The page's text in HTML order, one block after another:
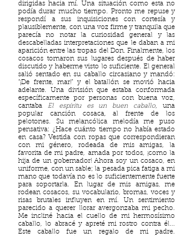
dirigidas hacia mí. Una situación como esta no
podía durar mucho tiempo. Pronto me repuse y
respondí a sus inquisiciones con cortesía y
plausiblemente, con una voz firme y tranquila que
parecía no notar la curiosidad general y las
descabelladas interpretaciones que le daban a mi
aparición entre las tropas del Don. Finalmente, los
cosacos tomaron sus lugares después de haber
discutido y haberme visto lo suficiente. El general
salió sentado en su caballo circasiano y mandó:
“¡De frente, mar!” y el batallón se movió hacia
adelante. Una división que estaba conformada
específicamente por personas con buena voz,
cantaba El espíritu es un buen caballo, una
popular canción cosaca, al frente de los
pelotones. Su melancólica melodía me puso
pensativa: ¿Hace cuánto tiempo no había estado
en casa? Vestida con ropas que correspondieran
con mi género, rodeada de mis amigas, la
favorita de mi padre, amada por todos, ¡como la
hija de un gobernador! Ahora soy un cosaco, en
uniforme, con un sable; la pesada pica fatiga a mi
mano que todavía no es lo suficientemente fuerte
para soportarla. En lugar de mis amigas, me
rodean cosacos, su vocabulario, bromas, voces y
risas brutales influyen en mí. Un sentimiento
parecido a querer llorar avergonzaba mi pecho.
Me incliné hacia el cuello de mi hermosísimo
caballo, lo abracé y apreté mi rostro contra él...
Este caballo fue un regalo de mi padre.